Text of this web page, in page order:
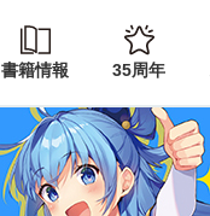
書籍情報 35周年